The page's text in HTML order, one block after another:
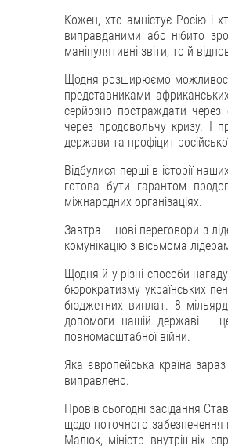
Кожен, хто амністує Росію і
виправданими або нібито
маніпулятивні звіти, то й
Щодня розширюємо
представниками
серйозно постраждати через
через продовольчу кризу. І
держави та профіцит
Відбулися перші в історії
готова бути гарантом
міжнародних організаціях.
Завтра – нові переговори з
комунікацію з вісьмома
Щодня й у різні способи
бюрократизму українських
бюджетних виплат. 8
допомоги нашій державі –
повномасштабної війни.
Яка європейська країна
виправлено.
Провів сьогодні засідання
щодо поточного
Малюк, міністр внутрішніх